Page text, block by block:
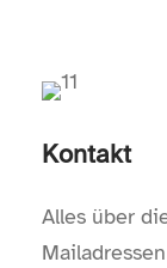
Kontakt
Alles über